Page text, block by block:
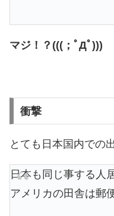
マジ！？(((；ﾟДﾟ)))
衝撃
とても日本国内での
日本も同じ事する人
アメリカの田舎は郵